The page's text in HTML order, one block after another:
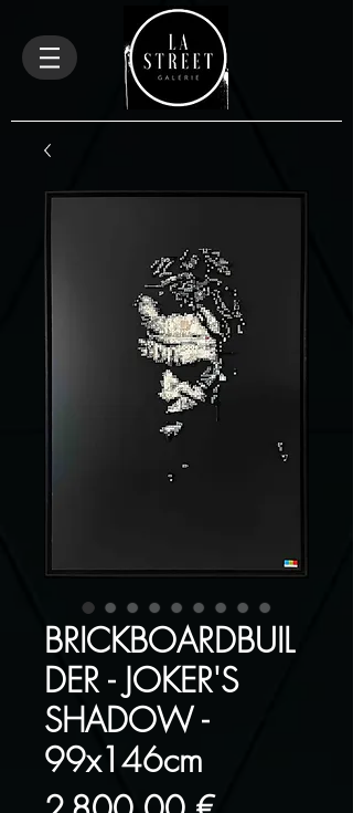
BRICKBOARDBUIL
DER - JOKER'S
SHADOW -
99x146cm